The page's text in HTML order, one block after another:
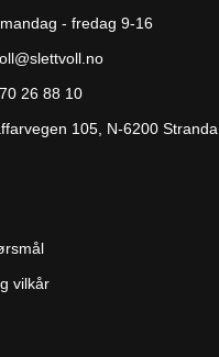
- fredag 9-16
26 88 10
105, N-6200 Stranda
vilkår